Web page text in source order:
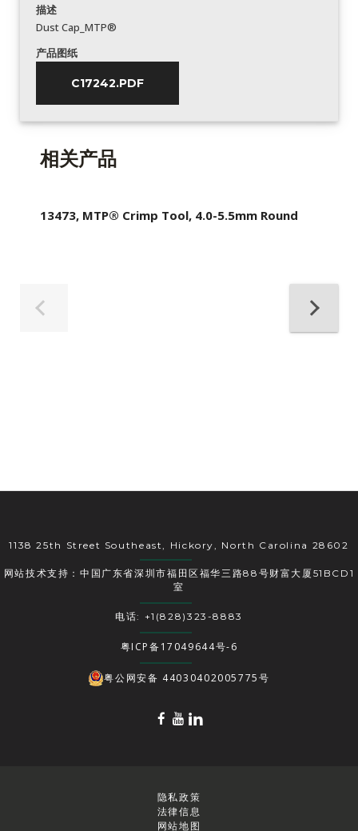
描述
Dust Cap_MTP®
产品图纸
C17242.PDF
相关产品
13473, MTP® Crimp Tool, 4.0-5.5mm Round
1138 25th Street Southeast, Hickory, North Carolina 28602
网站技术支持：中国广东省深圳市福田区福华三路88号财富大厦51BCD1
室
电话: +1(828)323-8883
粤ICP备17049644号-6
粤公网安备 44030402005775号
隐私政策
法律信息
网站地图